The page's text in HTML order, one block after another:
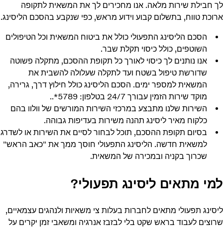
לך חבילת שירות מלאה. אנו מחכירים לך את המשאית לתקופה
ארוכת טווח, בתשלום קבוע וידוע מראש, כפי שנקבע בהסכם הליסינג.
הסכם הליסינג התפעולי כולל את ביטוח המשאית וכל הטיפולים
השוטפים, כולל כיסוי תקלת שבר.
אנו נותנים לך כיסוי לאורך כל תקופת ההסכם, מתקלה פשוטה
שדורשת טיפול בשטח ועד לתקלה שעלולה להשבית את
המשאית למספר ימים. הסכם הליסינג כולל חילוץ דרך, גרירה,
מוקד שירות הזמין עבורך 24/7 בטלפון: 5789*..
השירות שלנו מתבצע במרכזי השירות המורשים של וולוו בהם
כלקוח מאיר ליסינג תהנה משירות בעדיפות גבוהה.
בסיום תקופת ההסכם, תוכל לבחור לסיים את השירות או לשדרג
למשאית חדשה. הליסינג התפעולי חוסך ממך את "כאב הראש"
שכרוך בקניה ובמכירה של המשאית.
למי מתאים ליסינג תפעולי?
ליסינג תפעולי מתאים לחברות בעלות צי משאיות ולנהגים עצמאיים,
שרוצים לעבוד בראש שקט בלי לבזבז אנרגיה ומשאבי זמן יקרים על